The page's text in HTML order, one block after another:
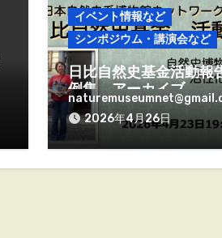
イベント情報など
シンポジウム・講演会など
日比自然史基金活動報
例集 アーカイブ
2026年4月26日